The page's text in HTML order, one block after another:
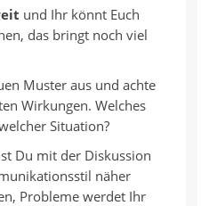
und Ihr könnt Euch
das bringt noch viel
Muster aus und achte
Wirkungen. Welches
Situation?
Du mit der Diskussion
näher
Probleme werdet Ihr